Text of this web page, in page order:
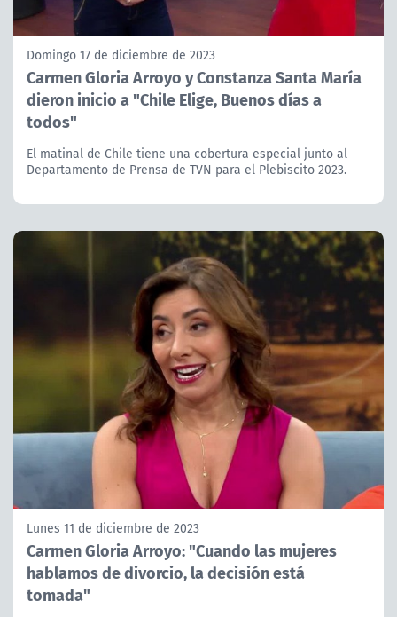
Domingo 17 de diciembre de 2023
Carmen Gloria Arroyo y Constanza Santa María
dieron inicio a "Chile Elige, Buenos días a
todos"
El matinal de Chile tiene una cobertura especial junto al
Departamento de Prensa de TVN para el Plebiscito 2023.
Lunes 11 de diciembre de 2023
Carmen Gloria Arroyo: "Cuando las mujeres
hablamos de divorcio, la decisión está
tomada"